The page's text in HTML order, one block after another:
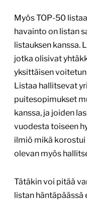
Myös TOP-50
havainto on listan
listauksen kanssa.
jotka olisivat
yksittäisen
Listaa hallitsevat
puitesopimukset
kanssa, ja joiden
vuodesta toiseen
ilmiö mikä korostui
olevan myös
Tätäkin voi pitää
listan häntäpäässä